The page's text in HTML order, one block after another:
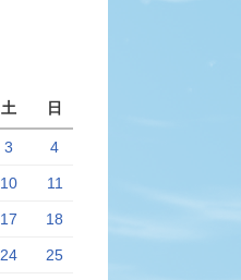
土 日
3 4
10 11
17 18
24 25